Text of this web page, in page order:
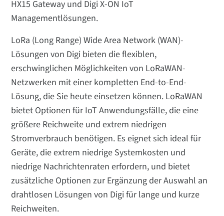
HX15 Gateway und Digi X-ON IoT
Managementlösungen.
LoRa (Long Range) Wide Area Network (WAN)-
Lösungen von Digi bieten die flexiblen,
erschwinglichen Möglichkeiten von LoRaWAN-
Netzwerken mit einer kompletten End-to-End-
Lösung, die Sie heute einsetzen können. LoRaWAN
bietet Optionen für IoT Anwendungsfälle, die eine
größere Reichweite und extrem niedrigen
Stromverbrauch benötigen. Es eignet sich ideal für
Geräte, die extrem niedrige Systemkosten und
niedrige Nachrichtenraten erfordern, und bietet
zusätzliche Optionen zur Ergänzung der Auswahl an
drahtlosen Lösungen von Digi für lange und kurze
Reichweiten.